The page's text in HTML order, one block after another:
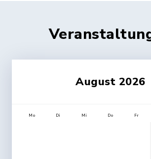
August 2026
Mo Di Mi Do Fr